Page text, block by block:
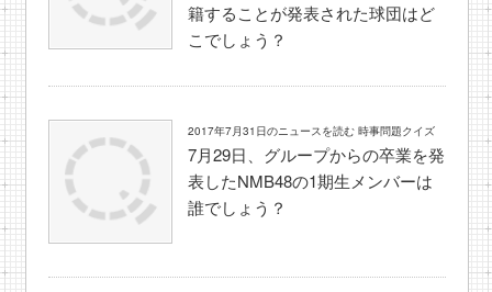
籍することが発表された球団はど
こでしょう？
2017年7月31日のニュースを読む 時事問題クイズ
7月29日、グループからの卒業を発
表したNMB48の1期生メンバーは
誰でしょう？